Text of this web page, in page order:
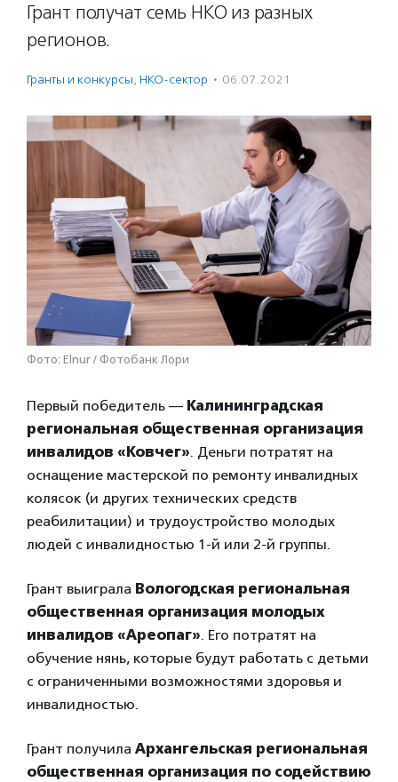
Грант получат семь НКО из разных
регионов.
Гранты и конкурсы, НКО-сектор · 06.07.2021
Фото: Elnur / Фотобанк Лори
Первый победитель — Калининградская
региональная общественная организация
инвалидов «Ковчег». Деньги потратят на
оснащение мастерской по ремонту инвалидных
колясок (и других технических средств
реабилитации) и трудоустройство молодых
людей с инвалидностью 1-й или 2-й группы.
Грант выиграла Вологодская региональная
общественная организация молодых
инвалидов «Ареопаг». Его потратят на
обучение нянь, которые будут работать с детьми
с ограниченными возможностями здоровья и
инвалидностью.
Грант получила Архангельская региональная
общественная организация по содействию